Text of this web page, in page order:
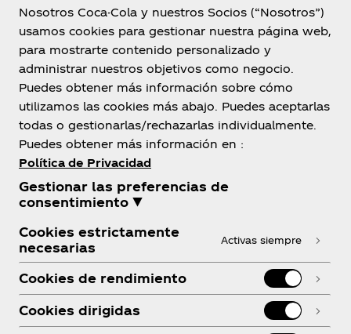
Colombia
Sobre nosotros
¿Necesitas ayuda?
Legal
Nosotros Coca-Cola y nuestros Socios (“Nosotros”)
usamos cookies para gestionar nuestra página web,
para mostrarte contenido personalizado y
administrar nuestros objetivos como negocio.
Puedes obtener más información sobre cómo
utilizamos las cookies más abajo. Puedes aceptarlas
todas o gestionarlas/rechazarlas individualmente.
Puedes obtener más información en :
Política de Privacidad
Gestionar las preferencias de
consentimiento ▼
Cookies estrictamente
necesarias
Activas siempre
Cookies de rendimiento
Cookies dirigidas